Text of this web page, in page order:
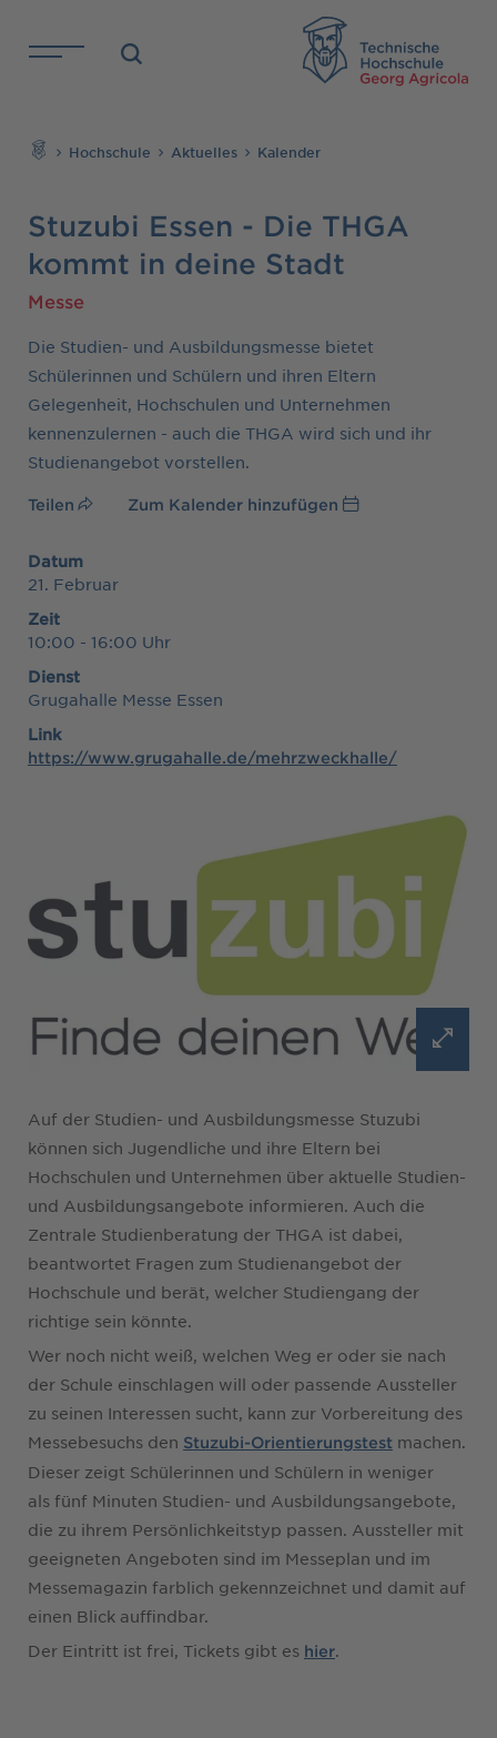
Direkt zu den Inhalten springen
Hochschule Aktuelles Kalender
Stuzubi Essen - Die THGA
kommt in deine Stadt
Messe
Die Studien- und Ausbildungsmesse bietet
Schülerinnen und Schülern und ihren Eltern
Gelegenheit, Hochschulen und Unternehmen
kennenzulernen - auch die THGA wird sich und ihr
Studienangebot vorstellen.
Teilen Zum Kalender hinzufügen
Datum
21. Februar
Zeit
10:00 - 16:00 Uhr
Dienst
Grugahalle Messe Essen
Link
https://www.grugahalle.de/mehrzweckhalle/
Auf der Studien- und Ausbildungsmesse Stuzubi
können sich Jugendliche und ihre Eltern bei
Hochschulen und Unternehmen über aktuelle Studien-
und Ausbildungsangebote informieren. Auch die
Zentrale Studienberatung der THGA ist dabei,
beantwortet Fragen zum Studienangebot der
Hochschule und berät, welcher Studiengang der
richtige sein könnte.
Wer noch nicht weiß, welchen Weg er oder sie nach
der Schule einschlagen will oder passende Aussteller
zu seinen Interessen sucht, kann zur Vorbereitung des
Messebesuchs den Stuzubi-Orientierungstest machen.
Dieser zeigt Schülerinnen und Schülern in weniger
als fünf Minuten Studien- und Ausbildungsangebote,
die zu ihrem Persönlichkeitstyp passen. Aussteller mit
geeigneten Angeboten sind im Messeplan und im
Messemagazin farblich gekennzeichnet und damit auf
einen Blick auffindbar.
Der Eintritt ist frei, Tickets gibt es hier.